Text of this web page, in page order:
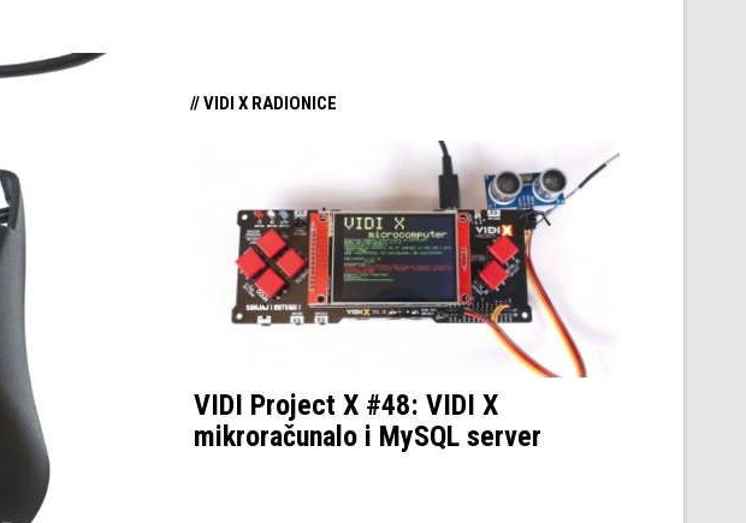
// VIDI X RADIONICE
VIDI Project X #48: VIDI X
mikroračunalo i MySQL server